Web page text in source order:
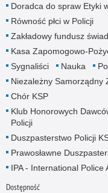
Doradca do spraw Etyki
Równość płci w Policji
Zakładowy fundusz
Kasa Zapomogowo-
Sygnaliści
Nauka
Niezależny Samorządny
Chór KSP
Klub Honorowych
Policji
Duszpasterstwo Policji
Prawosławne
IPA - International Police
Dostępność